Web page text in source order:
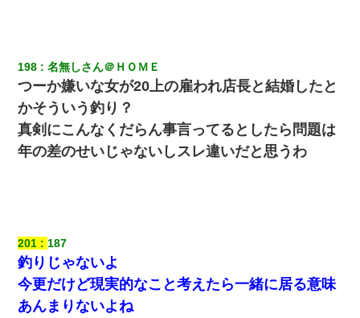
198 名無しさん＠ＨＯＭＥ
つーか嫌いな女が20上の雇われ店長と結婚したと
かそういう釣り？
真剣にこんなくだらん事言ってるとしたら問題は
年の差のせいじゃないしスレ違いだと思うわ
201 187
釣りじゃないよ
今更だけど現実的なこと考えたら一緒に居る意味
あんまりないよね